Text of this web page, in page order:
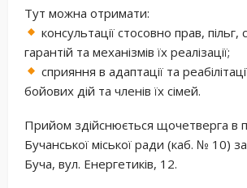
Тут можна отримати:
консультації стосовно прав, пільг,
гарантій та механізмів їх реалізації;
сприяння в адаптації та
бойових дій та членів їх сімей.
Прийом здійснюється щочетверга в
Бучанської міської ради (каб. № 10)
Буча, вул. Енергетиків, 12.